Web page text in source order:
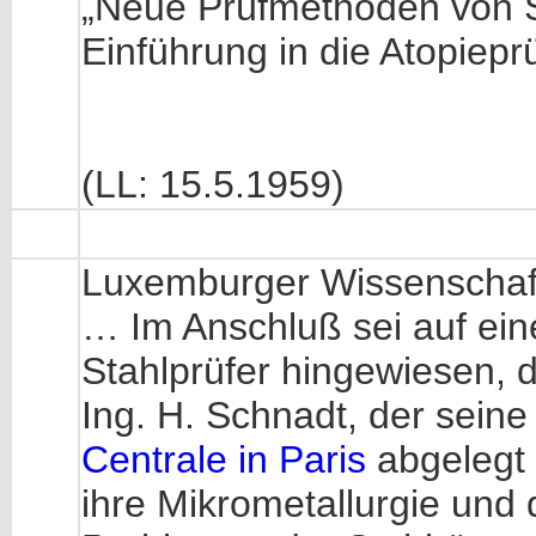
Einführung in die
(LL: 15.5.1959)
Luxemburger
… Im Anschluß sei auf
Stahlprüfer hingewiesen,
Ing. H. Schnadt, der
Centrale in Paris
ihre Mikrometallurgie und